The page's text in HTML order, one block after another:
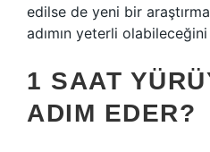
edilse de yeni bir
adımın yeterli
1 SAAT
ADIM EDER?